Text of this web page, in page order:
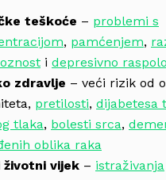
teškoće – problemi s
, pamćenjem,
i depresivno
zdravlje – veći rizik od
pretilosti, dijabetesa
tlaka, bolesti srca,
oblika raka
životni vijek – istraživanja